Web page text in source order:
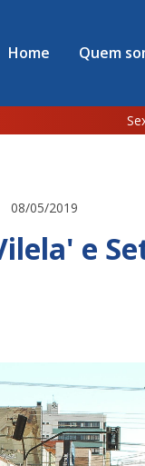
Home Quem
08/05/2019
e